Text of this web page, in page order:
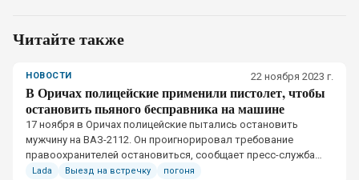
Читайте также
НОВОСТИ 22 ноября 2023 г.
В Оричах полицейские применили пистолет, чтобы
остановить пьяного бесправника на машине
17 ноября в Оричах полицейские пытались остановить
мужчину на ВАЗ-2112. Он проигнорировал требование
правоохранителей остановиться, сообщает пресс-служба
УМВД по Кировской области.
Lada Выезд на встречку погоня